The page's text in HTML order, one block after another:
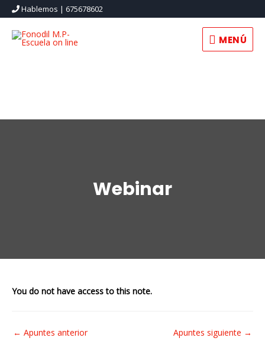
Hablemos | 675678602
MENÚ
MENÚ
Webinar
You do not have access to this note.
Navegación
← Apuntes anterior Apuntes siguiente →